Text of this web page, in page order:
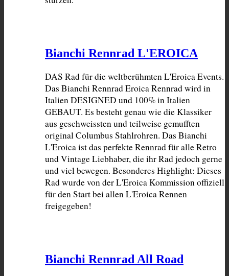
Bianchi Rennrad L'EROICA
DAS Rad für die weltberühmten L'Eroica Events.
Das Bianchi Rennrad Eroica Rennrad wird in
Italien DESIGNED und 100% in Italien
GEBAUT. Es besteht genau wie die Klassiker
aus geschweissten und teilweise gemufften
original Columbus Stahlrohren. Das Bianchi
L'Eroica ist das perfekte Rennrad für alle Retro
und Vintage Liebhaber, die ihr Rad jedoch gerne
und viel bewegen. Besonderes Highlight: Dieses
Rad wurde von der L'Eroica Kommission offiziell
für den Start bei allen L'Eroica Rennen
freigegeben!
Bianchi Rennrad All Road